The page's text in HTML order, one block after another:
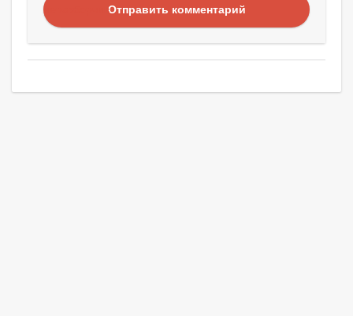
Отправить комментарий